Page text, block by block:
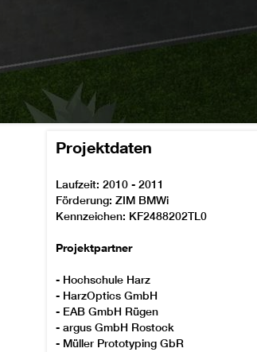
Projektdaten
Laufzeit: 2010 - 2011
Förderung: ZIM BMWi
Kennzeichen: KF2488202TL0
Projektpartner
- Hochschule Harz
- HarzOptics GmbH
- EAB GmbH Rügen
- argus GmbH Rostock
- Müller Prototyping GbR